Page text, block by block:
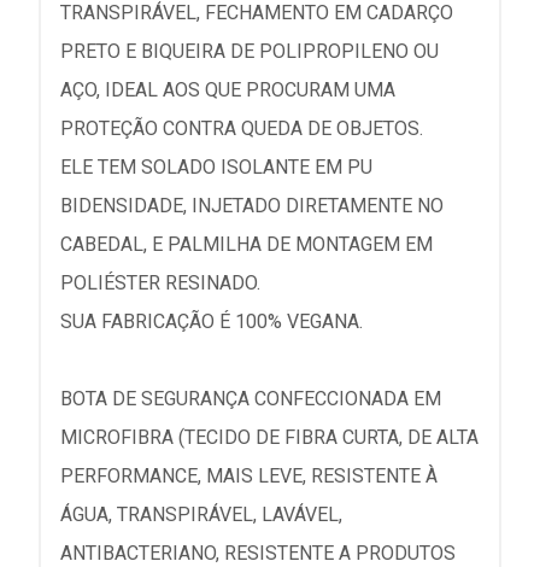
TRANSPIRÁVEL, FECHAMENTO EM CADARÇO
PRETO E BIQUEIRA DE POLIPROPILENO OU
AÇO, IDEAL AOS QUE PROCURAM UMA
PROTEÇÃO CONTRA QUEDA DE OBJETOS.
ELE TEM SOLADO ISOLANTE EM PU
BIDENSIDADE, INJETADO DIRETAMENTE NO
CABEDAL, E PALMILHA DE MONTAGEM EM
POLIÉSTER RESINADO.
SUA FABRICAÇÃO É 100% VEGANA.
BOTA DE SEGURANÇA CONFECCIONADA EM
MICROFIBRA (TECIDO DE FIBRA CURTA, DE ALTA
PERFORMANCE, MAIS LEVE, RESISTENTE À
ÁGUA, TRANSPIRÁVEL, LAVÁVEL,
ANTIBACTERIANO, RESISTENTE A PRODUTOS